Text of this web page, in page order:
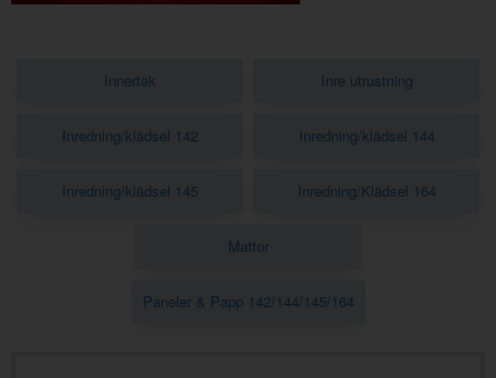
Innertak Inre utrustning
Inredning/klädsel 142 Inredning/klädsel 144
Inredning/klädsel 145 Inredning/Klädsel 164
Mattor
Paneler & Papp 142/144/145/164